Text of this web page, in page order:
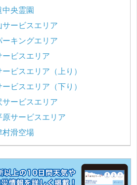
中央霊園
サービスエリア
ーキングエリア
ービスエリア
ビスエリア（上り）
ビスエリア（下り）
サービスエリア
原サービスエリア
村滑空場